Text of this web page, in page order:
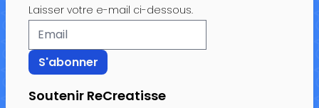
Laisser votre e-mail ci-dessous.
Soutenir ReCreatisse